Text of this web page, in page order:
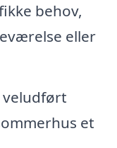
behov,
eller
et